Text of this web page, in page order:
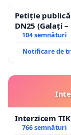
Petiție
DN25 (Galați
traseului în
104 semnături
Notificare de
Interzicem
766 semnături